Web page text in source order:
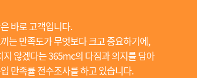
바로 고객입니다.
는 만족도가 무엇보다 크고 중요하기에,
않겠다는 365mc의 다짐과 의지를 담아
만족률 전수조사를 하고 있습니다.